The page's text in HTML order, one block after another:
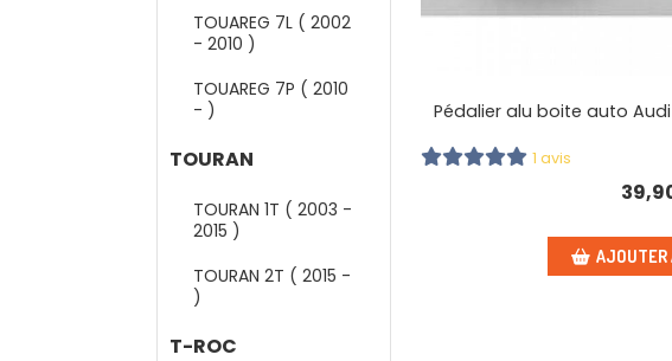
TOUAREG 7L ( 2002
- 2010 )
TOUAREG 7P ( 2010
- )
TOURAN
TOURAN 1T ( 2003 -
2015 )
TOURAN 2T ( 2015 -
)
T-ROC
Pédalier alu boite auto
1 avis
AJOUTER